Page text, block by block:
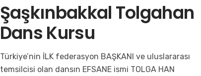
Şaşkınbakkal Tolgahan
Dans Kursu
Türkiye’nin İLK federasyon BAŞKANI ve uluslararası
temsilcisi olan dansın EFSANE ismi TOLGA HAN